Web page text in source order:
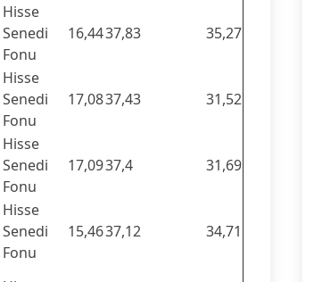
Hisse
Senedi
Fonu
16,4437,83 35,27
Hisse
Senedi
Fonu
17,0837,43 31,52
Hisse
Senedi
Fonu
17,0937,4 31,69
Hisse
Senedi
Fonu
15,4637,12 34,71